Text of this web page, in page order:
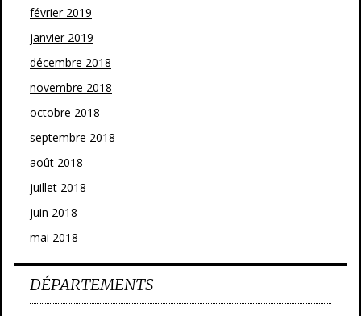
février 2019
janvier 2019
décembre 2018
novembre 2018
octobre 2018
septembre 2018
août 2018
juillet 2018
juin 2018
mai 2018
DÉPARTEMENTS